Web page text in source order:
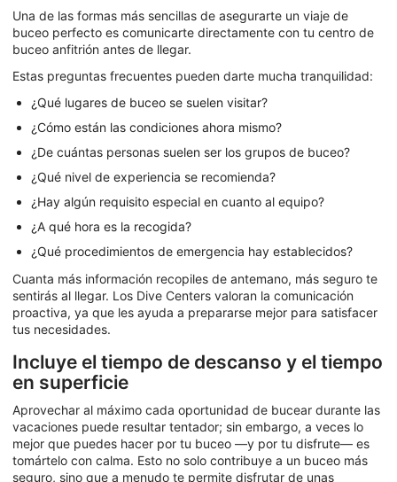
Una de las formas más sencillas de asegurarte un viaje de
buceo perfecto es comunicarte directamente con tu centro de
buceo anfitrión antes de llegar.
Estas preguntas frecuentes pueden darte mucha tranquilidad:
¿Qué lugares de buceo se suelen visitar?
¿Cómo están las condiciones ahora mismo?
¿De cuántas personas suelen ser los grupos de buceo?
¿Qué nivel de experiencia se recomienda?
¿Hay algún requisito especial en cuanto al equipo?
¿A qué hora es la recogida?
¿Qué procedimientos de emergencia hay establecidos?
Cuanta más información recopiles de antemano, más seguro te
sentirás al llegar. Los Dive Centers valoran la comunicación
proactiva, ya que les ayuda a prepararse mejor para satisfacer
tus necesidades.
Incluye el tiempo de descanso y el tiempo
en superficie
Aprovechar al máximo cada oportunidad de bucear durante las
vacaciones puede resultar tentador; sin embargo, a veces lo
mejor que puedes hacer por tu buceo —y por tu disfrute— es
tomártelo con calma. Esto no solo contribuye a un buceo más
seguro, sino que a menudo te permite disfrutar de unas